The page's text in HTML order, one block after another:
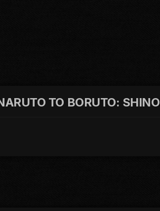
TO BORUTO: